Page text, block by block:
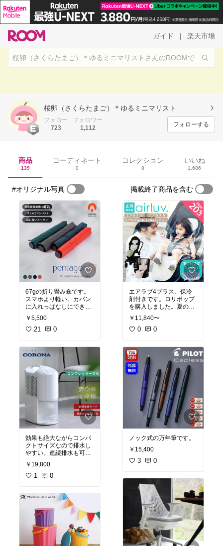
ガイド 楽天市場
桜卵（さくらたまご）＊ゆるミニマリスト
フォロー
723
フォロワー
1,112
フォローする
商品
139
コーディネート
0
コレクション
8
いいね
1,686
#オリジナル写真 掲載終了商品を含む
67gの折り畳み傘です。
スマホより軽い。カバン
に入れっぱなしにできて
便利です。
った
￥5,500
21 0
効果も絶大ながらコンパ
クトサイズなので排水し
やすい。連続排水も可能
です。本当にオススメで
す。#買ってよかった
￥19,800
1 0
エアラブ4プラス、保冷
剤付きです。ロリポップ
を購入しました。夏の活
躍が楽しみです。
￥11,840〜
0 0
ノック式の万年筆です。
￥15,400
3 0